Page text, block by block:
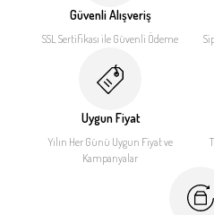
Güvenli Alışveriş
SSL Sertifikası ile Güvenli Ödeme
Uygun Fiyat
Yılın Her Günü Uygun Fiyatve
Kampanyalar